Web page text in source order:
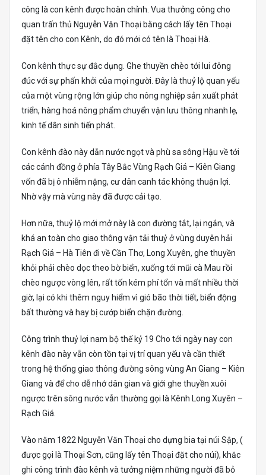
công là con kênh được hoàn chỉnh. Vua thưởng công cho
quan trấn thủ Nguyễn Văn Thoại bằng cách lấy tên Thoại
đặt tên cho con Kênh, do đó mới có tên là Thoại Hà.
Con kênh thực sự đắc dụng. Ghe thuyền chèo tới lui đông
đúc với sự phấn khởi của mọi người. Đây là thuỷ lộ quan yếu
của một vùng rộng lớn giúp cho nông nghiệp sản xuất phát
triển, hàng hoá nông phẩm chuyển vận lưu thông nhanh lẹ,
kinh tế dân sinh tiến phát.
Con kênh đào này dẫn nước ngọt và phù sa sông Hậu về tới
các cánh đồng ở phía Tây Bắc Vùng Rạch Giá – Kiên Giang
vốn đã bị ô nhiễm nặng, cư dân canh tác không thuận lợi.
Nhờ vậy mà vùng này đã được cải tạo.
Hơn nữa, thuỷ lộ mới mở này là con đường tắt, lại ngắn, và
khá an toàn cho giao thông vận tải thuỷ ở vùng duyên hải
Rạch Giá – Hà Tiên đi về Cần Thơ, Long Xuyên, ghe thuyền
khỏi phải chèo dọc theo bờ biển, xuống tới mũi cà Mau rồi
chèo ngược vòng lên, rất tốn kém phí tổn và mất nhiều thời
giờ, lại có khi thêm nguy hiểm vì gió bão thời tiết, biển động
bất thường và hay bị cướp biển chặn đường.
Công trình thuỷ lợi nam bộ thế kỷ 19 Cho tới ngày nay con
kênh đào này vẫn còn tồn tại vị trí quan yếu và cần thiết
trong hệ thống giao thông đường sông vùng An Giang – Kiên
Giang và để cho dễ nhớ dân gian và giới ghe thuyền xuôi
ngược trên sông nước vẫn thường gọi là Kênh Long Xuyên –
Rạch Giá.
Vào năm 1822 Nguyễn Văn Thoại cho dựng bia tại núi Sập, (
được gọi là Thoại Sơn, cũng lấy tên Thoại đặt cho núi), khăc
ghi công trình đào kênh và tưởng niệm những người đã bỏ